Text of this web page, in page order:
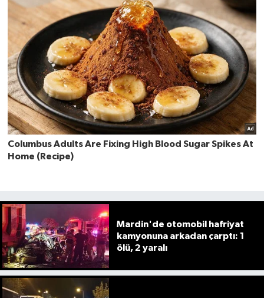
Mardin'de otomobil hafriyat
kamyonuna arkadan çarptı: 1
ölü, 2 yaralı